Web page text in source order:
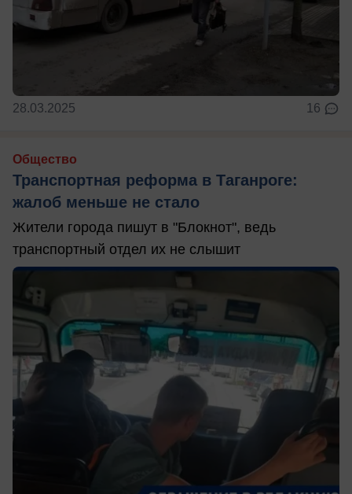
28.03.2025 16
Общество
Транспортная реформа в Таганроге:
жалоб меньше не стало
Жители города пишут в "Блокнот", ведь
транспортный отдел их не слышит